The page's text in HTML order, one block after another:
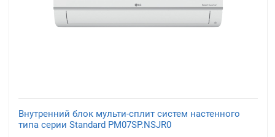
Внутренний блок мульти-сплит систем настенного
типа серии Standard PM07SP.NSJR0